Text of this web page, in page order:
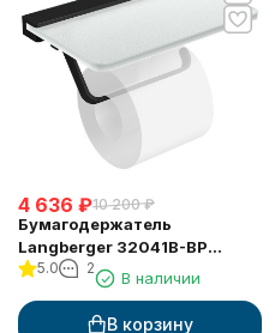
4 636 ₽10 200 ₽
Бумагодержатель
Langberger 32041B-BP
туалетной бумаги со
стеклянной полкой черный
5.0 2
В наличии
В корзину